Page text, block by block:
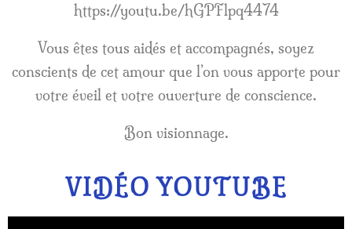
https://youtu.be/hGPFlpq4474
Vous êtes tous aidés et accompagnés, soyez
conscients de cet amour que l’on vous apporte pour
votre éveil et votre ouverture de conscience.
Bon visionnage.
VIDÉO YOUTUBE